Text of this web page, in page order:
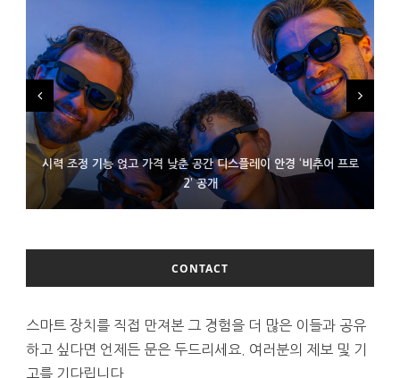
시력 조정 기능 얹고 가격 낮춘 공간 디스플레이 안경 ‘비추어 프로
2’ 공개
D램 부족에 10억달러어치 아이폰18 프로세서 패키징 대기 중
300~400달러 반지형 스피커 준비하는 오픈AI
CONTACT
스마트 장치를 직접 만져본 그 경험을 더 많은 이들과 공유
하고 싶다면 언제든 문은 두드리세요. 여러분의 제보 및 기
고를 기다립니다.